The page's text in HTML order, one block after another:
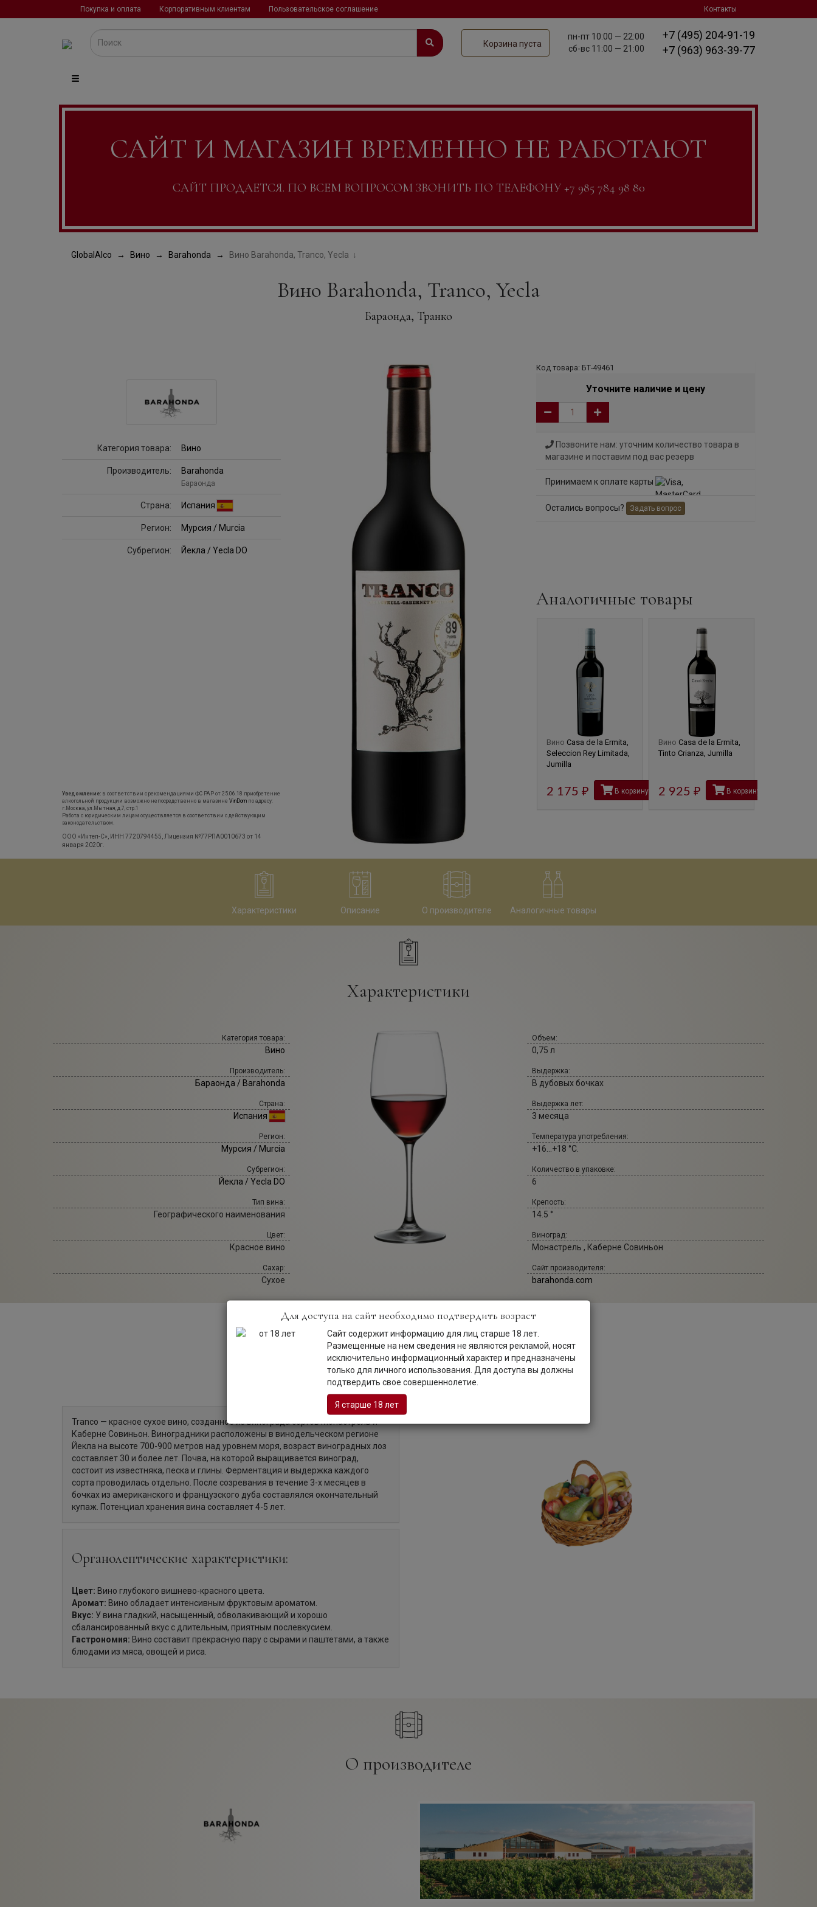
Покупка и оплата Корпоративным клиентам Пользовательское соглашение Контакты
Корзина пуста
пн-пт 10:00 — 22:00
сб-вс 11:00 — 21:00
+7 (495) 204-91-19
+7 (963) 963-39-77
САЙТ И МАГАЗИН ВРЕМЕННО НЕ РАБОТАЮТ
САЙТ ПРОДАЕТСЯ. ПО ВСЕМ ВОПРОСОМ ЗВОНИТЬ ПО ТЕЛЕФОНУ +7 985 784 98 80
GlobalAlco Вино Barahonda Вино Barahonda, Tranco, Yecla
Вино Barahonda, Tranco, Yecla
Бараонда, Транко
Код товара: БТ-49461
Уточните наличие и цену
Позвоните нам: уточним количество товара в
магазине и поставим под вас резерв
Принимаем к оплате карты
Остались вопросы? Задать вопрос
Аналогичные товары
Tinto Crianza, Jumilla, in
Tinto Crianza, Jumilla, in
Вино Casa de la Ermita,
Seleccion Rey Limitada,
Jumilla
2 175 рубВ корзину
Вино Casa de la Ermita,
Tinto Crianza, Jumilla
2 925 рубВ корзину
Категория товара: Вино
Производитель: Barahonda
Бараонда
Страна: Испания
Регион: Мурсия / Murcia
Субрегион: Йекла / Yecla DO
Уведомление: в соответствии с рекомендациями ФС РАР от 25.06.18 приобретение
алкогольной продукции возможно непосредственно в магазине VinDom по адресу:
г.Москва, ул.Мытная, д.7, стр.1
Работа с юридическим лицам осуществляется в соответствии с действующим
законодательством.
ООО «Интел-С», ИНН 7720794455, Лицензия №77РПА0010673 от 14
января 2020г.
Характеристики Описание О производителе Аналогичные товары
Характеристики
Категория товара:
Вино
Производитель:
Бараонда / Barahonda
Страна:
Испания
Регион:
Мурсия / Murcia
Субрегион:
Йекла / Yecla DO
Тип вина:
Географического наименования
Цвет:
Красное вино
Сахар:
Сухое
Объем:
0,75 л
Выдержка:
В дубовых бочках
Выдержка лет:
3 месяца
Температура употребления:
+16...+18 °С.
Количество в упаковке:
6
Крепость:
14.5 °
Виноград:
Монастрель , Каберне Совиньон
Сайт производителя:
barahonda.com
Описание
Tranco — красное сухое вино, созданное из винограда сортов Монастрель и
Каберне Совиньон. Виноградники расположены в винодельческом регионе
Йекла на высоте 700-900 метров над уровнем моря, возраст виноградных лоз
составляет 30 и более лет. Почва, на которой выращивается виноград,
состоит из известняка, песка и глины. Ферментация и выдержка каждого
сорта проводилась отдельно. После созревания в течение 3-х месяцев в
бочках из американского и французского дуба составлялся окончательный
купаж. Потенциал хранения вина составляет 4-5 лет.
Органолептические характеристики:
Цвет: Вино глубокого вишнево-красного цвета.
Аромат: Вино обладает интенсивным фруктовым ароматом.
Вкус: У вина гладкий, насыщенный, обволакивающий и хорошо
сбалансированный вкус с длительным, приятным послевкусием.
Гастрономия: Вино составит прекрасную пару с сырами и паштетами, а также
блюдами из мяса, овощей и риса.
О производителе
Для доступа на сайт необходимо подтвердить возраст
Сайт содержит информацию для лиц старше 18 лет.
Размещенные на нем сведения не являются рекламой, носят
исключительно информационный характер и предназначены
только для личного использования. Для доступа вы должны
подтвердить свое совершеннолетие.
Я старше 18 лет